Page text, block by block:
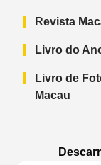
Revista
Livro do
Livro de
Macau